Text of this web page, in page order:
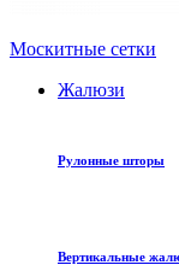
Москитные сетки
Жалюзи
Рулонные шторы
Вертикальные